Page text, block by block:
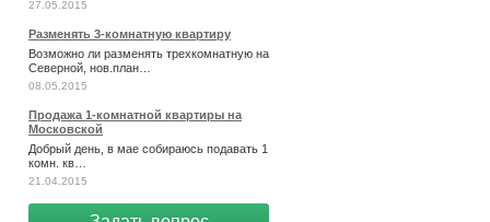
27.05.2015
Разменять 3-комнатную квартиру
Возможно ли разменять трехкомнатную на
Северной, нов.план…
08.05.2015
Продажа 1-комнатной квартиры на
Московской
Добрый день, в мае собираюсь подавать 1
комн. кв…
21.04.2015